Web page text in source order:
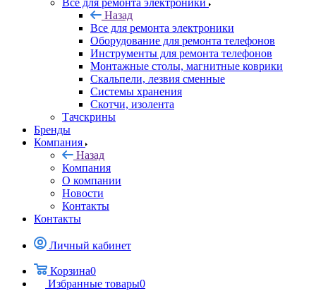
Все для ремонта электроники
Назад
Все для ремонта электроники
Оборудование для ремонта телефонов
Инструменты для ремонта телефонов
Монтажные столы, магнитные коврики
Скальпели, лезвия сменные
Системы хранения
Скотчи, изолента
Тачскрины
Бренды
Компания
Назад
Компания
О компании
Новости
Контакты
Контакты
Личный кабинет
Корзина0
Избранные товары0